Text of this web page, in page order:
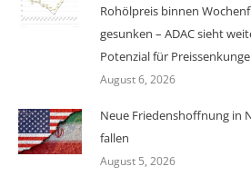
Rohölpreis binnen
gesunken – ADAC sieht
Potenzial für
August 6, 2026
Neue Friedenshoffnung in
fallen
August 5, 2026